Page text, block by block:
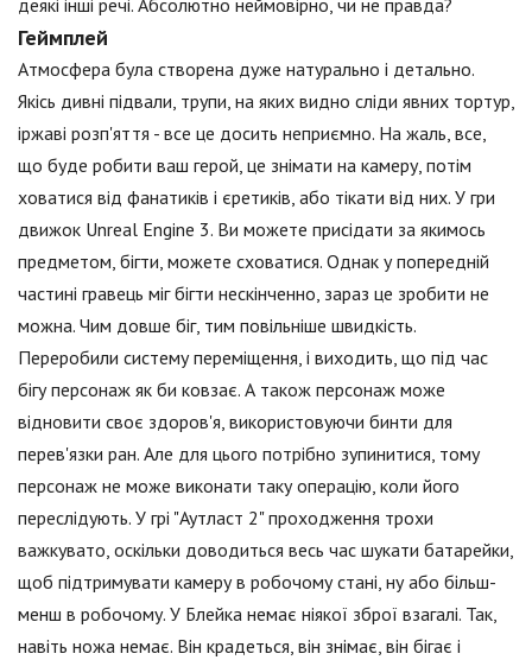
деякі інші речі. Абсолютно неймовірно, чи не правда?
Геймплей
Атмосфера була створена дуже натурально і детально.
Якісь дивні підвали, трупи, на яких видно сліди явних тортур,
іржаві розп'яття - все це досить неприємно. На жаль, все,
що буде робити ваш герой, це знімати на камеру, потім
ховатися від фанатиків і єретиків, або тікати від них. У гри
движок Unreal Engine 3. Ви можете присідати за якимось
предметом, бігти, можете сховатися. Однак у попередній
частині гравець міг бігти нескінченно, зараз це зробити не
можна. Чим довше біг, тим повільніше швидкість.
Переробили систему переміщення, і виходить, що під час
бігу персонаж як би ковзає. А також персонаж може
відновити своє здоров'я, використовуючи бинти для
перев'язки ран. Але для цього потрібно зупинитися, тому
персонаж не може виконати таку операцію, коли його
переслідують. У грі "Аутласт 2" проходження трохи
важкувато, оскільки доводиться весь час шукати батарейки,
щоб підтримувати камеру в робочому стані, ну або більш-
менш в робочому. У Блейка немає ніякої зброї взагалі. Так,
навіть ножа немає. Він крадеться, він знімає, він бігає і